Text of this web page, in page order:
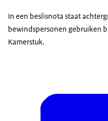
In een beslisnota staat
bewindspersonen gebruiken
Kamerstuk.